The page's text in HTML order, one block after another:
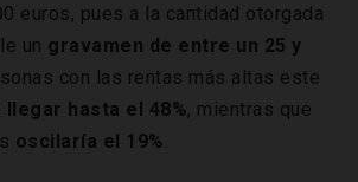
euros, pues a la cantidad otorgada
un gravamen de entre un 25 y
con las rentas más altas este
llegar hasta el 48%, mientras que
oscilaría el 19%.